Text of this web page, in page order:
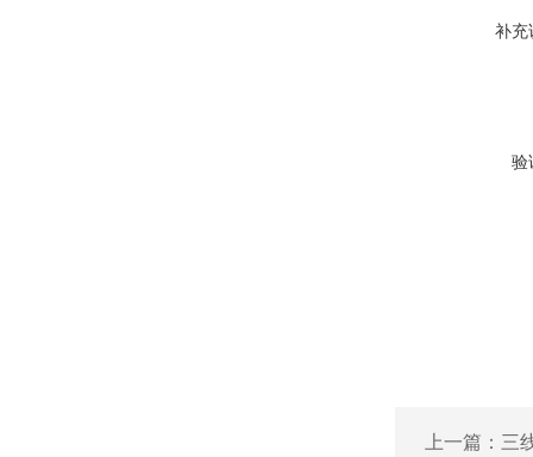
补充
验
上一篇： 三